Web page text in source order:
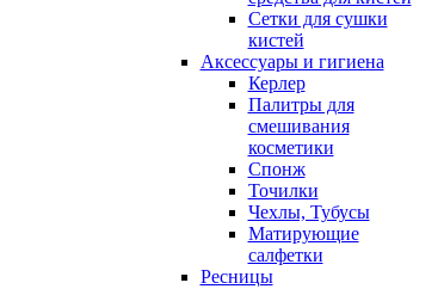
Сетки для сушки
кистей
Аксессуары и гигиена
Керлер
Палитры для
смешивания
косметики
Спонж
Точилки
Чехлы, Тубусы
Матирующие
салфетки
Ресницы